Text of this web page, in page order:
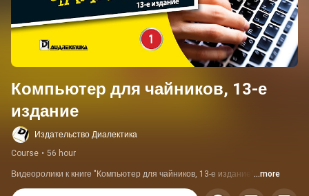
Компьютер для чайников, 13-е
издание
Издательство Диалектика
Course • 56 hour
Видеоролики к книге "Компьютер для чайников, 13-е издание" ...more